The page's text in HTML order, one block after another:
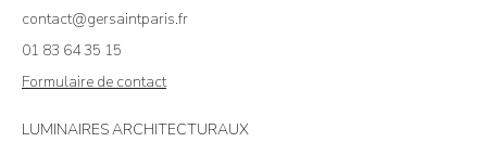
contact@gersaintparis.fr
01 83 64 35 15
Formulaire de contact
LUMINAIRES ARCHITECTURAUX